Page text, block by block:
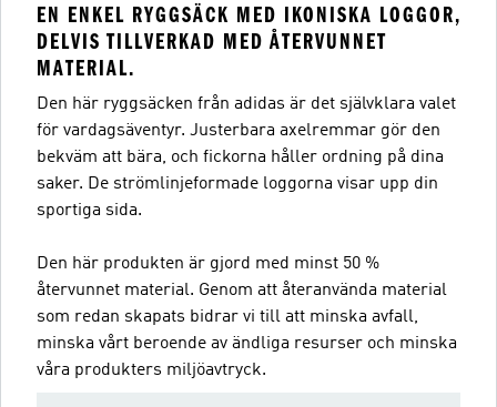
EN ENKEL RYGGSÄCK MED IKONISKA LOGGOR,
DELVIS TILLVERKAD MED ÅTERVUNNET
MATERIAL.
Den här ryggsäcken från adidas är det självklara valet
för vardagsäventyr. Justerbara axelremmar gör den
bekväm att bära, och fickorna håller ordning på dina
saker. De strömlinjeformade loggorna visar upp din
sportiga sida.
Den här produkten är gjord med minst 50 %
återvunnet material. Genom att återanvända material
som redan skapats bidrar vi till att minska avfall,
minska vårt beroende av ändliga resurser och minska
våra produkters miljöavtryck.